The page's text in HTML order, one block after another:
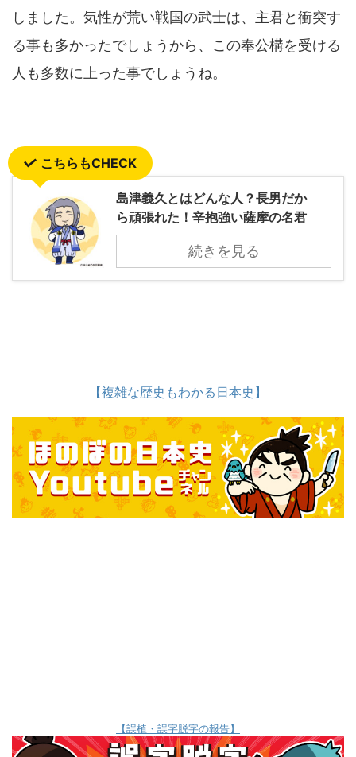
しました。気性が荒い戦国の武士は、主君と衝突す
る事も多かったでしょうから、この奉公構を受ける
人も多数に上った事でしょうね。
こちらもCHECK
島津義久とはどんな人？長男だか
ら頑張れた！辛抱強い薩摩の名君
続きを見る
【複雑な歴史もわかる日本史】
【誤植・誤字脱字の報告】